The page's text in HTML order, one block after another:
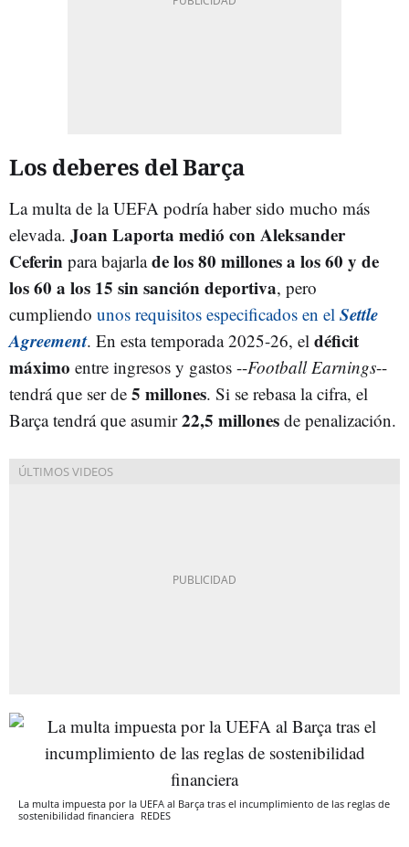
Los deberes del Barça
La multa de la UEFA podría haber sido mucho más
elevada. Joan Laporta medió con Aleksander
Ceferin para bajarlade los 80 millones a los 60 y de
los 60 a los 15 sin sanción deportiva, pero
cumpliendo unos requisitos especificados en el Settle
Agreement. En esta temporada 2025-26, el déficit
máximo entre ingresos y gastos --Football Earnings--
tendrá que ser de 5 millones. Si se rebasa la cifra, el
Barça tendrá que asumir22,5 millones de penalización.
La multa impuesta por la UEFA al Barça tras el incumplimiento de las reglas de
sostenibilidad financiera REDES